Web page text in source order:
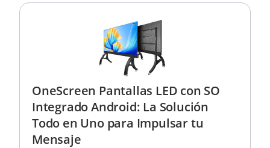
OneScreen Pantallas LED con SO
Integrado Android: La Solución
Todo en Uno para Impulsar tu
Mensaje